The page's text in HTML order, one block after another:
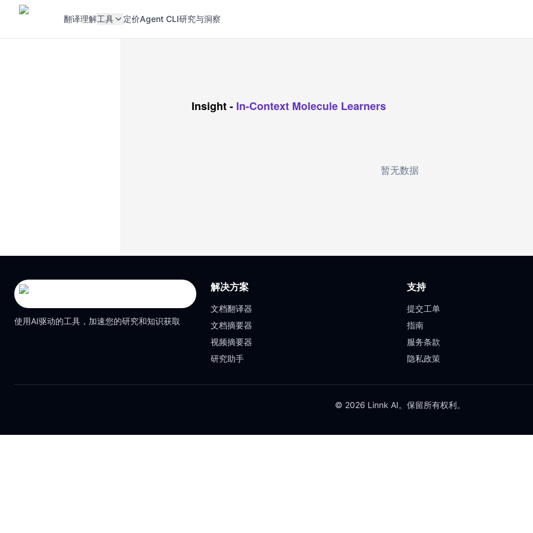
翻译理解工具 定价Agent CLI研究与洞察
Insight- In-Context Molecule Learners
暂无数据
使用AI驱动的工具，加速您的研究和知识获取
解决方案
文档翻译器
文档摘要器
视频摘要器
研究助手
支持
提交工单
指南
服务条款
隐私政策
© 2026 Linnk AI。保留所有权利。